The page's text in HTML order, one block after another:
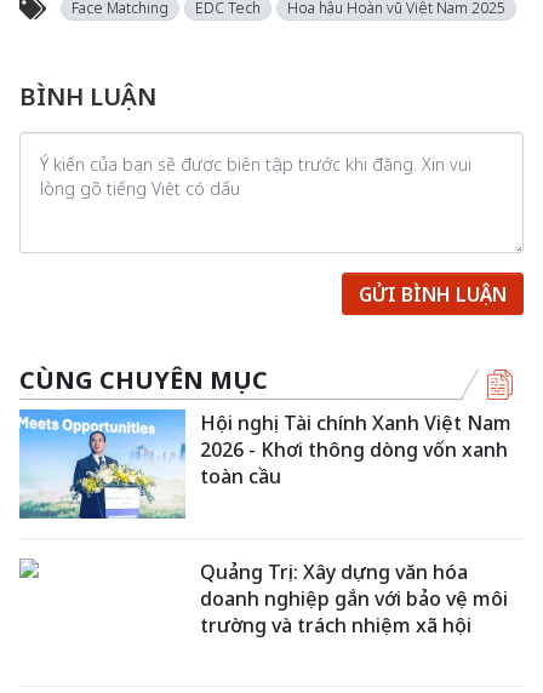
Face Matching EDC Tech Hoa hậu Hoàn vũ Việt Nam 2025
BÌNH LUẬN
GỬI BÌNH LUẬN
CÙNG CHUYÊN MỤC
Hội nghị Tài chính Xanh Việt Nam
2026 - Khơi thông dòng vốn xanh
toàn cầu
Quảng Trị: Xây dựng văn hóa
doanh nghiệp gắn với bảo vệ môi
trường và trách nhiệm xã hội